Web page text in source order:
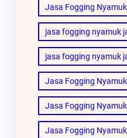
Jasa Fogging
jasa fogging nyamuk
jasa fogging nyamuk
Jasa Fogging
Jasa Fogging
Jasa Fogging